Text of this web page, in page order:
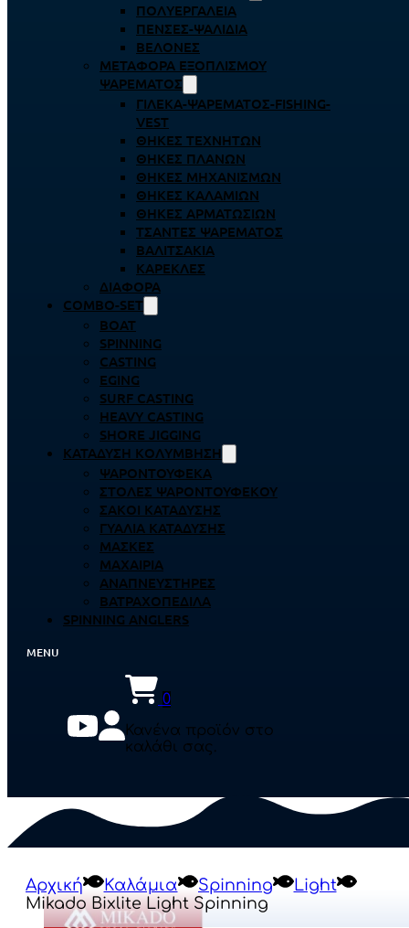
ΠΟΛΥΕΡΓΑΛΕΊΑ
ΠΈΝΣΕΣ-ΨΑΛΊΔΙΑ
ΒΕΛΌΝΕΣ
ΜΕΤΑΦΟΡΆ ΕΞΟΠΛΙΣΜΟΎ
ΨΑΡΈΜΑΤΟΣ
ΓΙΛΈΚΑ-ΨΑΡΈΜΑΤΟΣ-FISHING-
VEST
ΘΉΚΕΣ ΤΕΧΝΗΤΏΝ
ΘΉΚΕΣ ΠΛΆΝΩΝ
ΘΉΚΕΣ ΜΗΧΑΝΙΣΜΏΝ
ΘΉΚΕΣ ΚΑΛΑΜΙΏΝ
ΘΉΚΕΣ ΑΡΜΑΤΩΣΙΏΝ
ΤΣΆΝΤΕΣ ΨΑΡΈΜΑΤΟΣ
ΒΑΛΙΤΣΆΚΙΑ
ΚΑΡΈΚΛΕΣ
ΔΙΆΦΟΡΑ
COMBO-SET
BOAT
SPINNING
CASTING
EGING
SURF CASTING
HEAVY CASTING
SHORE JIGGING
ΚΑΤΆΔΥΣΗ ΚΟΛΎΜΒΗΣΗ
ΨΑΡΟΝΤΟΎΦΕΚΑ
ΣΤΟΛΈΣ ΨΑΡΟΝΤΟΎΦΕΚΟΥ
ΣΆΚΟΙ ΚΑΤΆΔΥΣΗΣ
ΓΥΑΛΙΆ ΚΑΤΆΔΥΣΗΣ
ΜΆΣΚΕΣ
ΜΑΧΑΊΡΙΑ
ΑΝΑΠΝΕΥΣΤΉΡΕΣ
ΒΑΤΡΑΧΟΠΈΔΙΛΑ
SPINNING ANGLERS
0
Κανένα προϊόν στο
καλάθι σας.
Αρχική Καλάμια Spinning
Light
Mikado Bixlite Light Spinning